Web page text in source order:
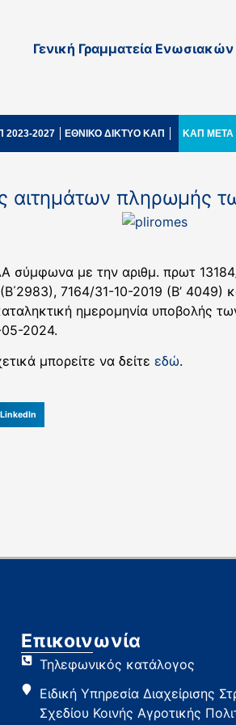
Γενική Γραμματεία
2023-2027 ΕΘΝΙΚΟ ΔΙΚΤΥΟ ΚΑΠ ΚΑΠ ΜΕΤΑ
αιτημάτων πληρωμής
σύμφωνα με την αριθμ. πρωτ
7164/31-10-2019 (Β’
ημερομηνία υποβολής
05-2024.
μπορείτε να δείτε εδώ.
LinkedIn
Επικοινωνία
Τηλεφωνικός κατάλογος
Ειδική Υπηρεσία Διαχείρισης
Σχεδίου Κοινής Αγροτικής